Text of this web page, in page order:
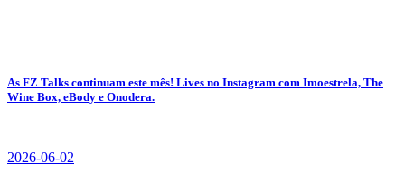
As FZ Talks continuam este mês! Lives no Instagram com Imoestrela, The
Wine Box, eBody e Onodera.
2026-06-02